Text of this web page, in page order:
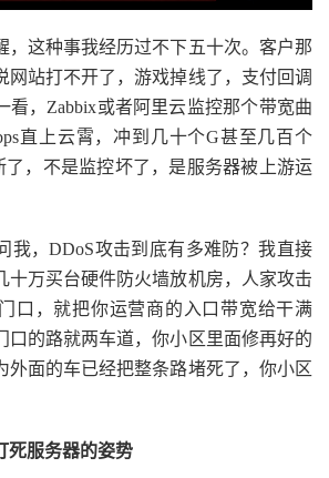
，这种事我经历过不下五十次。客户那
网站打不开了，游戏掉线了，支付回调
看，Zabbix或者阿里云监控那个带宽曲
直上云霄，冲到几十个G甚至几百个
了，不是监控坏了，是服务器被上游运
我，DDoS攻击到底有多难防？我直接
十万买台硬件防火墙放机房，人家攻击
口，就把你运营商的入口带宽给干满
口的路就两车道，你小区里面修再好的
外面的车已经把整条路堵死了，你小区
死服务器的姿势